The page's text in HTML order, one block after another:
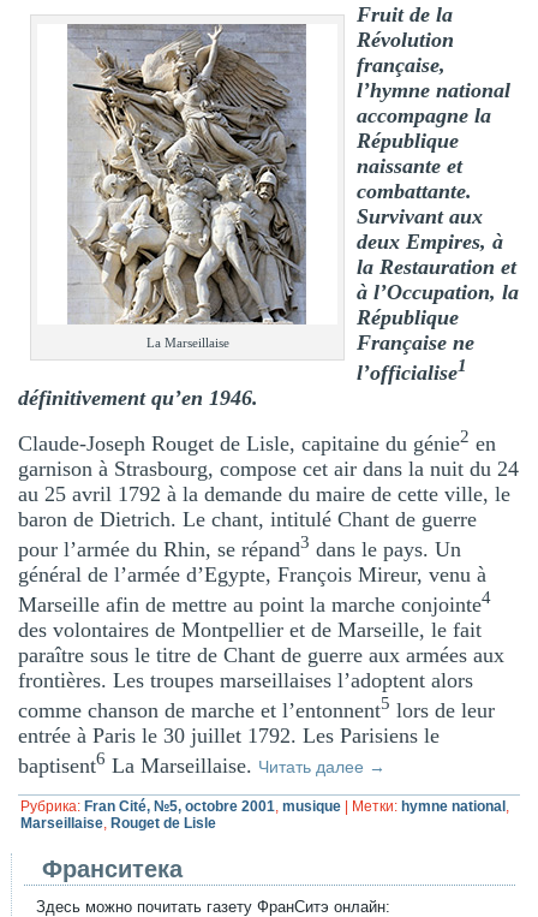
La Marseillaise
Fruit de la
Révolution
française,
l’hymne national
accompagne la
République
naissante et
combattante.
Survivant aux
deux Empires, à
la Restauration et
à l’Occupation, la
République
Française ne
l’officialise1
définitivement qu’en 1946.
Claude-Joseph Rouget de Lisle, capitaine du génie2 en
garnison à Strasbourg, compose cet air dans la nuit du 24
au 25 avril 1792 à la demande du maire de cette ville, le
baron de Dietrich. Le chant, intitulé Chant de guerre
pour l’armée du Rhin, se répand3 dans le pays. Un
général de l’armée d’Egypte, François Mireur, venu à
Marseille afin de mettre au point la marche conjointe4
des volontaires de Montpellier et de Marseille, le fait
paraître sous le titre de Chant de guerre aux armées aux
frontières. Les troupes marseillaises l’adoptent alors
comme chanson de marche et l’entonnent5 lors de leur
entrée à Paris le 30 juillet 1792. Les Parisiens le
baptisent6 La Marseillaise. Читать далее →
Рубрика: Fran Cité, №5, octobre 2001,musique Метки: hymne national ,
Marseillaise, Rouget de Lisle
Франситека
Здесь можно почитать газету ФранСитэ онлайн: